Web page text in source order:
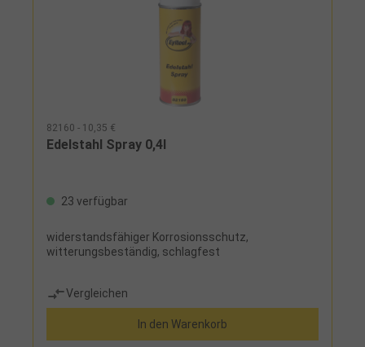
82160 - 10,35 €
Edelstahl Spray 0,4l
23 verfügbar
widerstandsfähiger Korrosionsschutz,
witterungsbeständig, schlagfest
Vergleichen
In den Warenkorb